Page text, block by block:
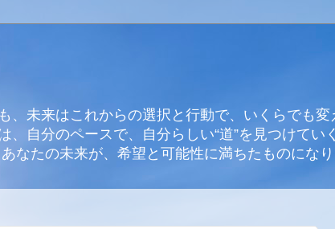
、未来はこれからの選択と行動で、いくらでも
、自分のペースで、自分らしい“道”を見つけて
なたの未来が、希望と可能性に満ちたものになり